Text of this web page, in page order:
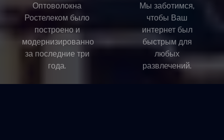
Оптоволокна
Ростелеком было
построено и
модернизированно
за последние три
года.
Мы заботимся,
чтобы Ваш
интернет был
быстрым для
любых
развлечений.